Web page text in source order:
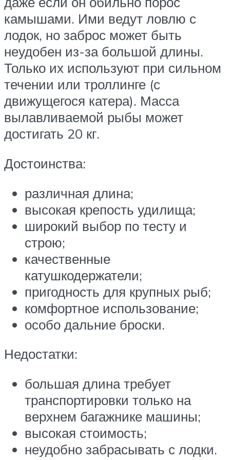
камышами. Ими ведут ловлю с
лодок, но заброс может быть
неудобен из-за большой длины.
Только их используют при сильном
течении или троллинге (с
движущегося катера). Масса
вылавливаемой рыбы может
достигать 20 кг.
Достоинства:
различная длина;
высокая крепость удилища;
широкий выбор по тесту и
строю;
качественные
катушкодержатели;
пригодность для крупных рыб;
комфортное использование;
особо дальние броски.
Недостатки:
большая длина требует
транспортировки только на
верхнем багажнике машины;
высокая стоимость;
неудобно забрасывать с лодки.